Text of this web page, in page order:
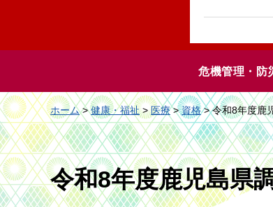
危機管理・防
ホーム>健康・福祉>医療>資格> 令和8年度鹿
令和8年度鹿児島県